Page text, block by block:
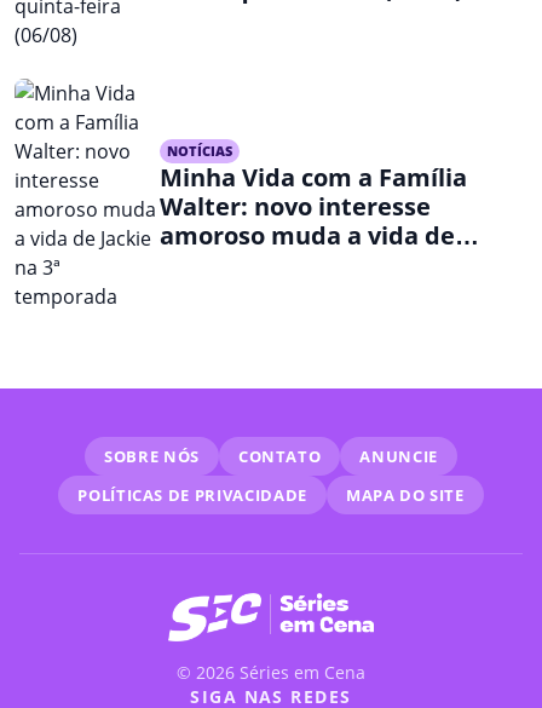
NOTÍCIAS
Minha Vida com a Família
Walter: novo interesse
amoroso muda a vida de
SOBRE NÓS CONTATO
ANUNCIE
POLÍTICAS DE PRIVACIDADE
MAPA DO SITE
© 2026 Séries em Cena
SIGA NAS REDES